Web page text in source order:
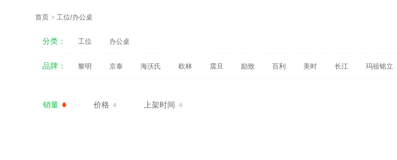
首页 > 工位/办公桌
分类： 工位 办公桌
品牌： 黎明 京泰 海沃氏 欧林 震旦 励致 百利 美时 长江 玛祖铭立
销量 价格 上架时间